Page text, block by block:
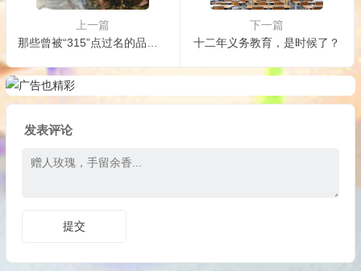
上一篇
下一篇
十二年义务教育，是时候了？
发表评论